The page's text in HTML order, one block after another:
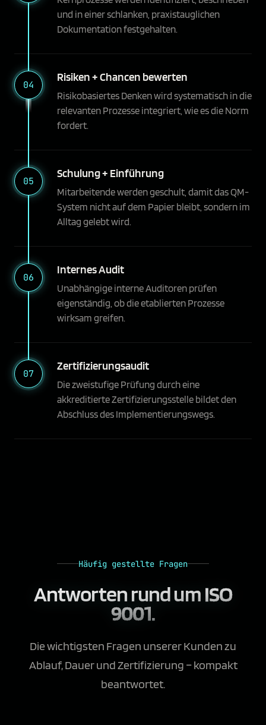
und in einer schlanken, praxistauglichen
Dokumentation festgehalten.
04
Risiken + Chancen bewerten
Risikobasiertes Denken wird systematisch in die
relevanten Prozesse integriert, wie es die Norm
fordert.
05
Schulung + Einführung
Mitarbeitende werden geschult, damit das QM-
System nicht auf dem Papier bleibt, sondern im
Alltag gelebt wird.
06
Internes Audit
Unabhängige interne Auditoren prüfen
eigenständig, ob die etablierten Prozesse
wirksam greifen.
07
Zertifizierungsaudit
Die zweistufige Prüfung durch eine
akkreditierte Zertifizierungsstelle bildet den
Abschluss des Implementierungswegs.
Häufig gestellte Fragen
Antworten rund umISO
9001.
Die wichtigsten Fragen unserer Kunden zu
Ablauf, Dauer und Zertifizierung – kompakt
beantwortet.